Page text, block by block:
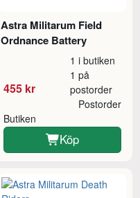
Astra Militarum Field
Ordnance Battery
455 kr
1 i butiken
1 på
postorder
Butiken
Postorder
Köp